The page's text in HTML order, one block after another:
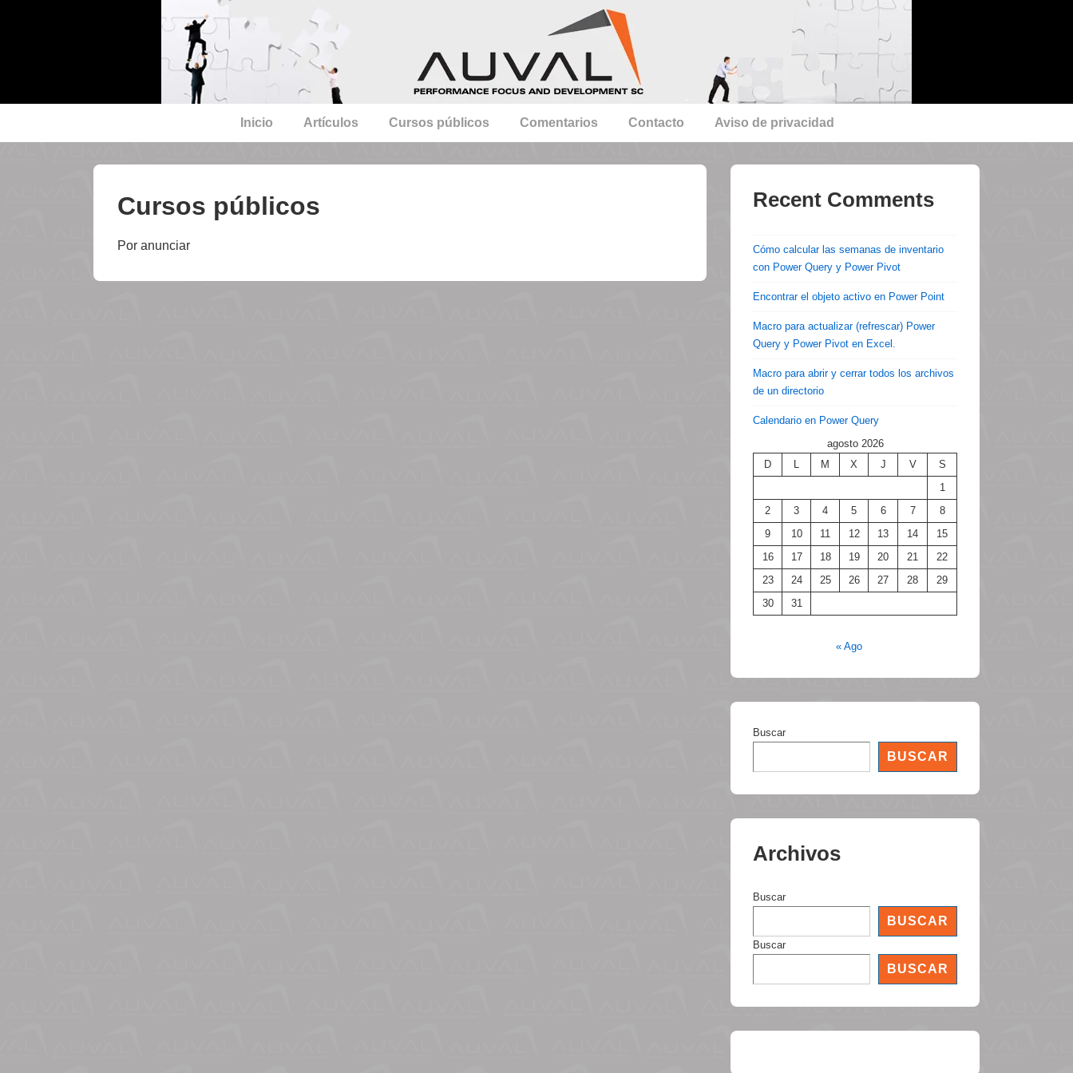
Navegación
Inicio Artículos Cursos públicos Comentarios Contacto Aviso de privacidad
Cursos públicos
Por anunciar
Recent Comments
Cómo calcular las semanas de inventario
con Power Query y Power Pivot
Encontrar el objeto activo en Power Point
Macro para actualizar (refrescar) Power
Query y Power Pivot en Excel.
Macro para abrir y cerrar todos los archivos
de un directorio
Calendario en Power Query
agosto 2026
D
L M X J V
S
1
2
3 4 5 6 7
8
9
10 11 12 13 14
15
16
17 18 19 20 21
22
23
24 25 26 27 28
29
30
31
« Ago
Buscar
BUSCAR
Archivos
Buscar
BUSCAR
Buscar
BUSCAR